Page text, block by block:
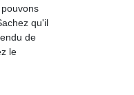
qu'il
de
le